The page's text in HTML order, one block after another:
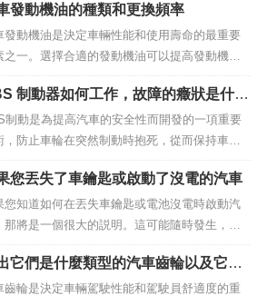
於技術進步和政策支援，環保汽車的數量和類
著增加。...
發動機油的種類和更換頻率
發動機油是決定車輛性能和使用壽命的最重要
之一。選擇合適的發動機油可以提高發動機的
並減少磨損。在本文中，我們將瞭解不同類型
車發動機油，並詳細解釋每種機油的作用以及
的用途。...
制動器如何工作，故障的癥狀是什
制動是為提高汽車的安全性而開發的一項重要
，防止車輪在突然制動時抱死，從而保持車輛
控性。在本文中，我們將仔細研究 ABS 制動器
理和故障的癥狀。在此過程中，我們希望幫助
...
您丟失了車鑰匙或啟動了沒電的汽車
您知道如何在丟失車鑰匙或電池沒電時啟動汽
那將是一個很大的説明。這可能隨時發生，提
好準備可以為您節省不必要的壓力和費用。在
中，我們將向您介紹在鑰匙丟失和電池沒電時
汽車的不...
它們是什麼類型的汽車齒輪以及它們
麼變速器
齒輪是決定車輛駕駛性能和駕駛員舒適度的重